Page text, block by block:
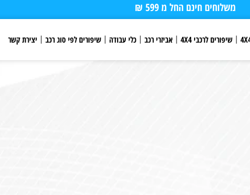
משלוחים חינם החל מ 599 ₪
שיפורים לרכבי 4X4 אביזרי רכב כלי עבודה שיפורים לפי סוג רכב יצירת קשר